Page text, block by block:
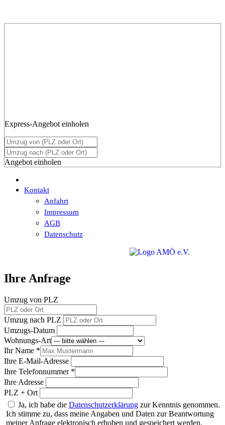
Express-Angebot einholen
Angebot einholen
Kontakt
Anfahrt
Impressum
AGB
Datenschutz
Ihre Anfrage
Umzug von PLZ
Umzug nach PLZ
Umzugs-Datum
Wohnungs-Art
Ihr Name *
Ihre E-Mail-Adresse
Ihre Telefonnummer *
Ihre Adresse
PLZ + Ort
Ja, ich habe die Datenschutzerklärung zur Kenntnis genommen.
Ich stimme zu, dass meine Angaben und Daten zur Beantwortung
meiner Anfrage elektronisch erhoben und gespeichert werden.